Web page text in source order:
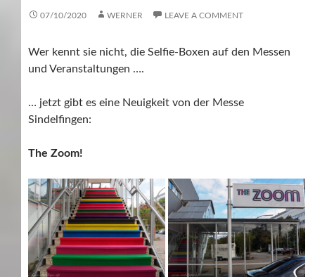
07/10/2020 WERNER LEAVE A COMMENT
Wer kennt sie nicht, die Selfie-Boxen auf den Messen
und Veranstaltungen ….
… jetzt gibt es eine Neuigkeit von der Messe
Sindelfingen:
The Zoom!